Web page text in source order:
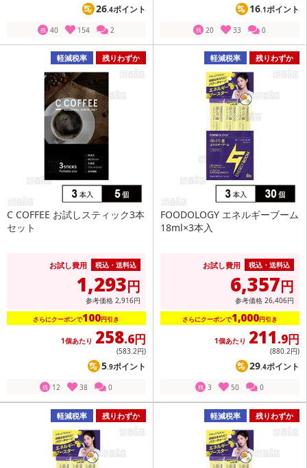
26.4ポイント
残 40 154 2
16.1ポイント
残 20 33 0
軽減税率 残りわずか
C COFFEE お試しスティック3本
セット
お試し費用 税込・送料込
1,293円
参考価格 2,916円
さらにクーポンで100円引き
1個あたり 258.6円
(583.2円)
5.9ポイント
残 12 38 0
軽減税率 残りわずか
FOODOLOGY エネルギーブーム
18ml×3本入
お試し費用 税込・送料込
6,357円
参考価格 26,406円
さらにクーポンで1,000円引き
1個あたり 211.9円
(880.2円)
29.4ポイント
残 3 50 0
軽減税率 残りわずか 軽減税率 残りわずか